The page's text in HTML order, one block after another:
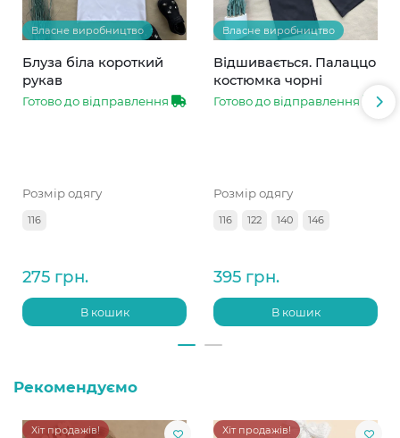
Власне виробництво
Блуза біла короткий
рукав
Готово до відправлення
Розмір одягу
116
275 грн.
В кошик
Власне виробництво
Відшивається. Палаццо
костюмка чорні
Готово до відправлення
Розмір одягу
116 122 140 146
395 грн.
В кошик
Рекомендуємо
Хіт продажів!
Хіт продажів!